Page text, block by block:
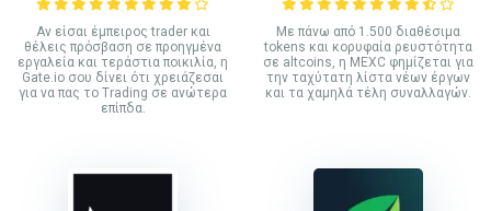
Αν είσαι έμπειρος trader και
θέλεις πρόσβαση σε προηγμένα
εργαλεία και τεράστια ποικιλία, η
Gate.io σου δίνει ότι χρειάζεσαι
για να πας το Trading σε ανώτερα
επίπδα.
Με πάνω από 1.500 διαθέσιμα
tokens και κορυφαία ρευστότητα
σε altcoins, η MEXC φημίζεται για
την ταχύτατη λίστα νέων έργων
και τα χαμηλά τέλη συναλλαγών.